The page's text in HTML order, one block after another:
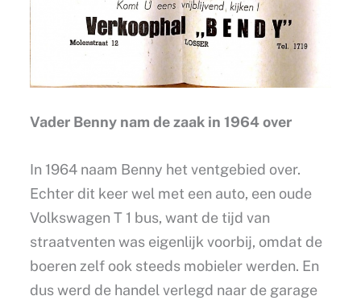
Vader Benny nam de zaak in 1964 over
In 1964 naam Benny het ventgebied over.
Echter dit keer wel met een auto, een oude
Volkswagen T 1 bus, want de tijd van
straatventen was eigenlijk voorbij, omdat de
boeren zelf ook steeds mobieler werden. En
dus werd de handel verlegd naar de garage